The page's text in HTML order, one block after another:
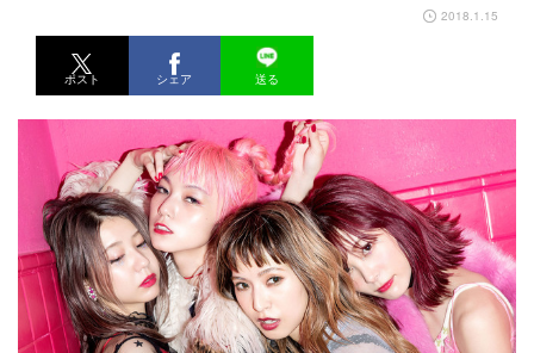
2018.1.15
ポスト シェア 送る